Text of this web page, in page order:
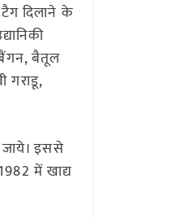
दिलाने के
बैतूल
गराडू,
इससे
में खाद्य